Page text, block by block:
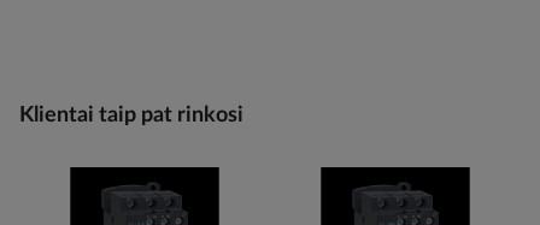
Klientai taip pat rinkosi